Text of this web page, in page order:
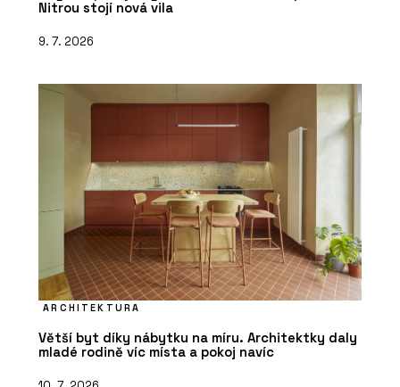
Nitrou stojí nová vila
9. 7. 2026
ARCHITEKTURA
Větší byt díky nábytku na míru. Architektky daly
mladé rodině víc místa a pokoj navíc